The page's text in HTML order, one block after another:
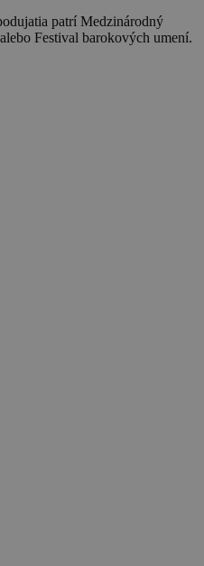
patrí Medzinárodný
Festival barokových umení.